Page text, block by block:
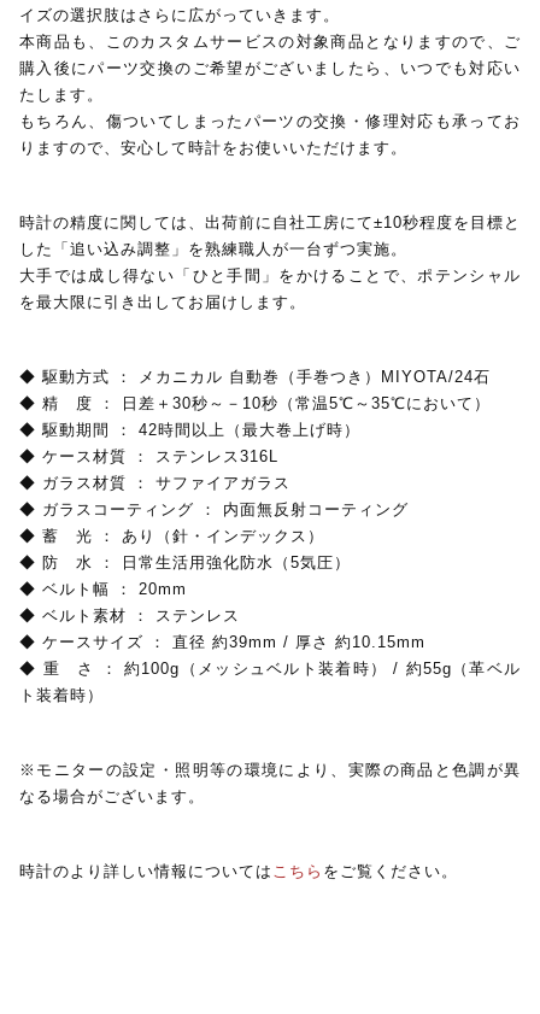
イズの選択肢はさらに広がっていきます。
本商品も、このカスタムサービスの対象商品となりますので、ご
購入後にパーツ交換のご希望がございましたら、いつでも対応い
たします。
もちろん、傷ついてしまったパーツの交換・修理対応も承ってお
りますので、安心して時計をお使いいただけます。
時計の精度に関しては、出荷前に自社工房にて±10秒程度を目標と
した「追い込み調整」を熟練職人が一台ずつ実施。
大手では成し得ない「ひと手間」をかけることで、ポテンシャル
を最大限に引き出してお届けします。
◆ 駆動方式 ： メカニカル 自動巻（手巻つき）MIYOTA/24石
◆ 精 度 ： 日差＋30秒～－10秒（常温5℃～35℃において）
◆ 駆動期間 ： 42時間以上（最大巻上げ時）
◆ ケース材質 ： ステンレス316L
◆ ガラス材質 ： サファイアガラス
◆ ガラスコーティング ： 内面無反射コーティング
◆ 蓄 光 ： あり（針・インデックス）
◆ 防 水 ： 日常生活用強化防水（5気圧）
◆ ベルト幅 ： 20mm
◆ ベルト素材 ： ステンレス
◆ ケースサイズ ： 直径 約39mm / 厚さ 約10.15mm
◆ 重 さ ： 約100g（メッシュベルト装着時） / 約55g（革ベル
ト装着時）
※モニターの設定・照明等の環境により、実際の商品と色調が異
なる場合がございます。
時計のより詳しい情報については こちら をご覧ください。